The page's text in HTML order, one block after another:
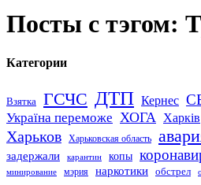
Посты с тэгом:
Категории
Взятка ГСЧС ДТП Кернес
Україна переможе ХОГА Харків
Харьков Харьковская область
задержали карантин копы
минирование мэрия наркотики обстрел